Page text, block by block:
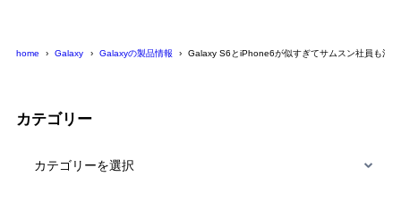
home Galaxy Galaxyの製品情報 Galaxy S6とiPhone6が似すぎてサムスン社員も混
カテゴリー